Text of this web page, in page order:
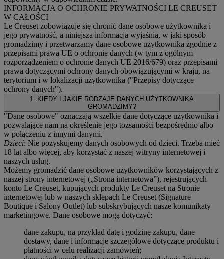
INFORMACJA O OCHRONIE PRYWATNOŚCI LE CREUSET
W CAŁOŚCI
Le Creuset zobowiązuje się chronić dane osobowe użytkownika i
jego prywatność, a niniejsza informacja wyjaśnia, w jaki sposób
gromadzimy i przetwarzamy dane osobowe użytkownika zgodnie z
przepisami prawa UE o ochronie danych (w tym z ogólnym
rozporządzeniem o ochronie danych UE 2016/679) oraz przepisami
prawa dotyczącymi ochrony danych obowiązującymi w kraju, na
terytorium i w lokalizacji użytkownika ("Przepisy dotyczące
ochrony danych").
1. KIEDY I JAKIE RODZAJE DANYCH UŻYTKOWNIKA
GROMADZIMY?
"Dane osobowe" oznaczają wszelkie dane dotyczące użytkownika i
pozwalające nam na określenie jego tożsamości bezpośrednio albo
w połączeniu z innymi danymi.
Dzieci: Nie pozyskujemy danych osobowych od dzieci. Trzeba mieć
18 lat albo więcej, aby korzystać z naszej witryny internetowej i
naszych usług.
Możemy gromadzić dane osobowe użytkowników korzystających z
naszej strony internetowej („Strona internetowa”), rejestrujących
konto Le Creuset, kupujących produkty Le Creuset na Stronie
internetowej lub w naszych sklepach Le Creuset (Signature
Boutique i Salony Outlet) lub subskrybujących nasze komunikaty
marketingowe. Dane osobowe mogą dotyczyć:
dane zakupu, na przykład datę i godzinę zakupu, dane
dostawy, dane i informacje szczegółowe dotyczące produktu i
płatności w celu realizacji zamówień;